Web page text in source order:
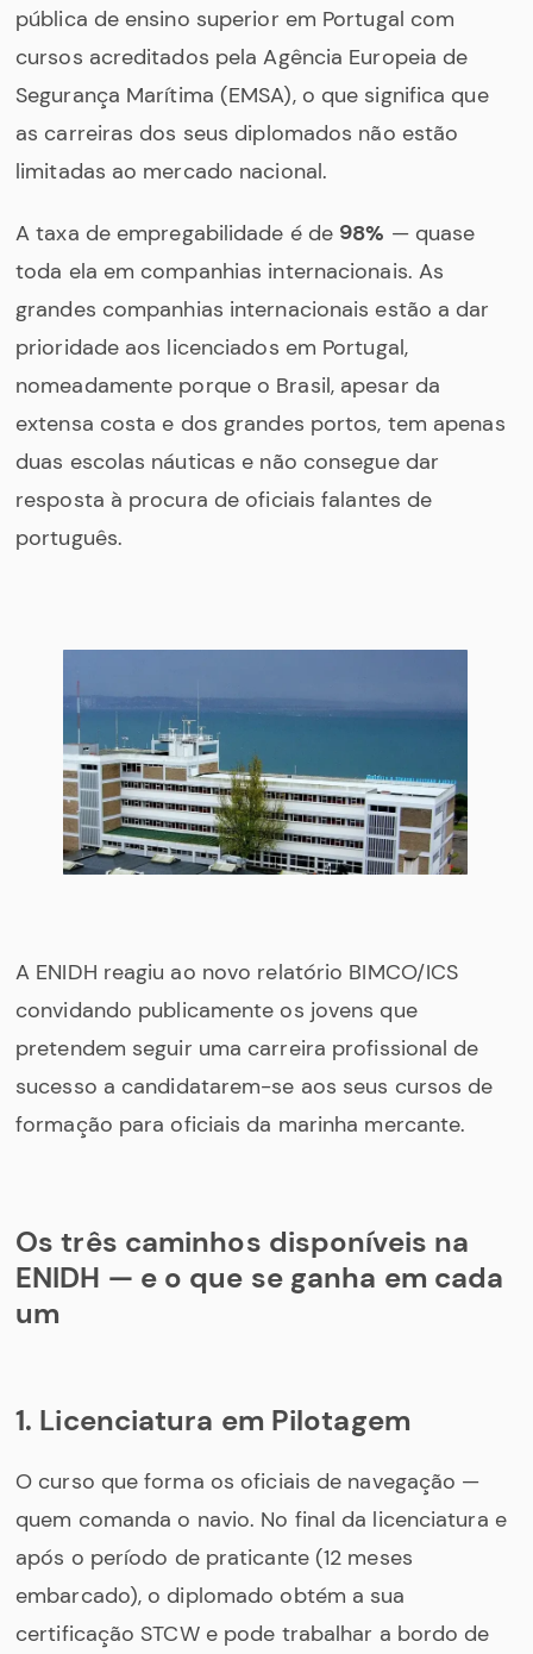
pública de ensino superior em Portugal com
cursos acreditados pela Agência Europeia de
Segurança Marítima (EMSA), o que significa que
as carreiras dos seus diplomados não estão
limitadas ao mercado nacional.
A taxa de empregabilidade é de 98% — quase
toda ela em companhias internacionais. As
grandes companhias internacionais estão a dar
prioridade aos licenciados em Portugal,
nomeadamente porque o Brasil, apesar da
extensa costa e dos grandes portos, tem apenas
duas escolas náuticas e não consegue dar
resposta à procura de oficiais falantes de
português.
A ENIDH reagiu ao novo relatório BIMCO/ICS
convidando publicamente os jovens que
pretendem seguir uma carreira profissional de
sucesso a candidatarem-se aos seus cursos de
formação para oficiais da marinha mercante.
Os três caminhos disponíveis na
ENIDH — e o que se ganha em cada
um
1. Licenciatura em Pilotagem
O curso que forma os oficiais de navegação —
quem comanda o navio. No final da licenciatura e
após o período de praticante (12 meses
embarcado), o diplomado obtém a sua
certificação STCW e pode trabalhar a bordo de